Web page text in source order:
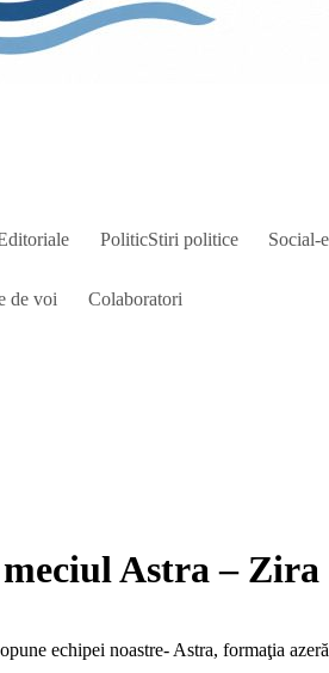
PoliticStiri politice Social-
de voi Colaboratori
Astra – Zira
echipei noastre- Astra, formaţia